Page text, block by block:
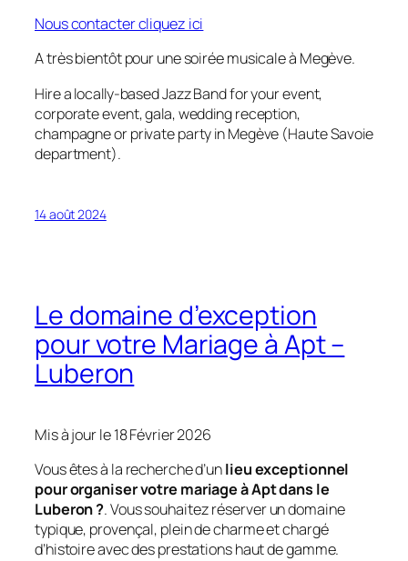
Nous contacter cliquez ici
A très bientôt pour une soirée musicale à Megève.
Hire a locally-based Jazz Band for your event,
corporate event, gala, wedding reception,
champagne or private party in Megève (Haute Savoie
department).
14 août 2024
Le domaine d’exception
pour votre Mariage à Apt –
Luberon
Mis à jour le 18 Février 2026
Vous êtes à la recherche d’unlieu exceptionnel
pour organiser votre mariage à Apt dans le
Luberon ?. Vous souhaitez réserver un domaine
typique, provençal, plein de charme et chargé
d’histoire avec des prestations haut de gamme.